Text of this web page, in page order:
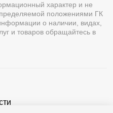
характер и не
положениями ГК
о наличии, видах,
и товаров обращайтесь в